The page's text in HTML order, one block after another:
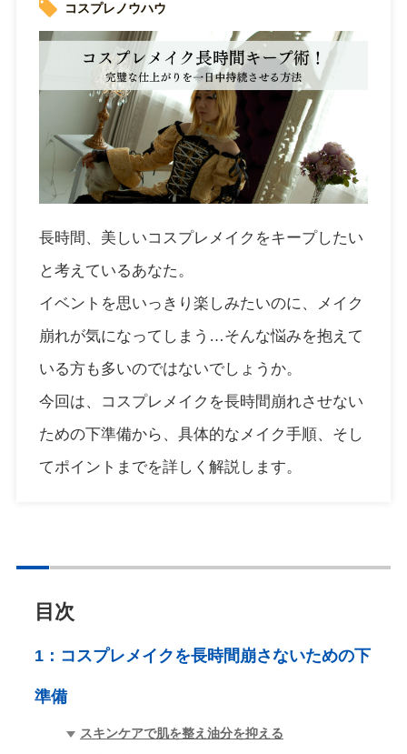
コスプレノウハウ
長時間、美しいコスプレメイクをキープしたい
と考えているあなた。
イベントを思いっきり楽しみたいのに、メイク
崩れが気になってしまう…そんな悩みを抱えて
いる方も多いのではないでしょうか。
今回は、コスプレメイクを長時間崩れさせない
ための下準備から、具体的なメイク手順、そし
てポイントまでを詳しく解説します。
目次
1： コスプレメイクを長時間崩さないための下
準備
スキンケアで肌を整え油分を抑える